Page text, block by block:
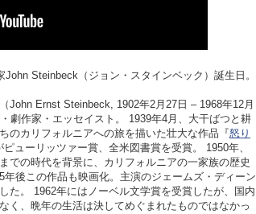
Steinbeck（ジョン・スタインベック）誕生日。
John Ernst Steinbeck, 1902年2月27日 – 1968年12月
劇作家・エッセイスト。 1939年4月、大干ばつと耕
のカリフォルニアへの旅を描いた壮大な作品『怒り
ューリッツァー賞、全米図書賞を受賞。 1950年、
での時代を背景に、カリフォルニアの一家族の歴史
年後この作品も映画化。主演のジェームズ・ディーン
た。 1962年にはノーベル文学賞を受賞したが、国内
く、晩年の生活は決してめぐまれたものではなかっ